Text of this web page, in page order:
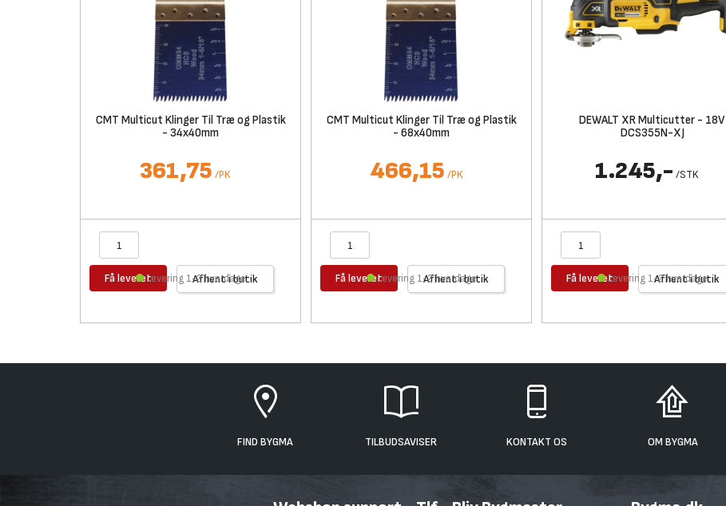
CMT Multicut Klinger Til Træ og Plastik
- 34x40mm
361,75 /PK
Få leveret Afhent i butik
Levering 1-2 hverdage
CMT Multicut Klinger Til Træ og Plastik
- 68x40mm
466,15 /PK
Få leveret Afhent i butik
Levering 1-2 hverdage
DEWALT XR Multicutter - 18V
DCS355N-XJ
1.245,- /STK
Få leveret Afhent i butik
Levering 1-2 hverdage
FIND BYGMA TILBUDSAVISER KONTAKT OS OM BYGMA